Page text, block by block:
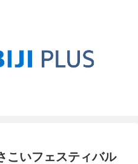
こいフェスティバル